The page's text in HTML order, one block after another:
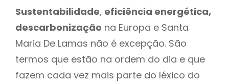
Sustentabilidade, eficiência energética,
descarbonização na Europa e Santa
Maria De Lamas não é excepção. São
termos que estão na ordem do dia e que
fazem cada vez mais parte do léxico do